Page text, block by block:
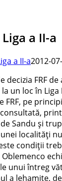
a II-a
a II-a2012-
FRF
loc în
pe
Sandu şi
localităţi
condiţii
unui întreg
a lehamite,